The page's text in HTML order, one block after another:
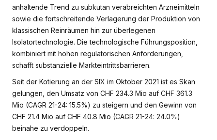
anhaltende Trend zu subkutan verabreichten Arzneimitteln
sowie die fortschreitende Verlagerung der Produktion von
klassischen Reinräumen hin zur überlegenen
Isolatortechnologie. Die technologische Führungsposition,
kombiniert mit hohen regulatorischen Anforderungen,
schafft substanzielle Markteintrittsbarrieren.
Seit der Kotierung an der SIX im Oktober 2021 ist es Skan
gelungen, den Umsatz von CHF 234.3 Mio auf CHF 361.3
Mio (CAGR 21-24: 15.5%) zu steigern und den Gewinn von
CHF 21.4 Mio auf CHF 40.8 Mio (CAGR 21-24: 24.0%)
beinahe zu verdoppeln.